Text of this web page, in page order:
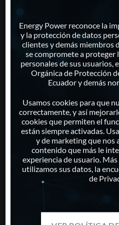
Generadores Eléctricos
Motores Estacionarios
Repuestos
Paneles Solares
Proyectos Solares Integrales
Monitoreo Remoto
Calentamiento Solar de Agua
Iluminación Solar
SERVICIOS
Servicio de Mantenimiento
Servicio de Reparaciones
Energy Power reconoce la
y la protección de datos
clientes y demás miembros
se compromete a proteger
personales de sus usuarios,
Orgánica de Protección
Ecuador y demás
Usamos cookies para que
correctamente, y así
cookies que permiten el
están siempre activadas.
y de marketing que nos
contenido que más le
experiencia de usuario.
utilizamos sus datos, la
de
VER POLÍTICA